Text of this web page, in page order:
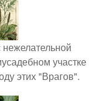
участке
этих "Врагов".